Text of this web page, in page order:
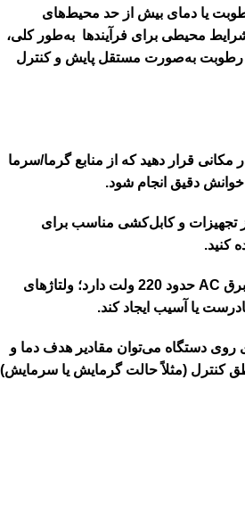
یا دمای بیش از حد محیط‌های
محیطی برای فرآیندها به‌طور کلی،
و رطوبت به‌صورت مستقل پایش و کنترل
قرار دهید که از منابع گرما/سرما
خوانش دقیق انجام شود.
تجهیزات و کابل‌کشی مناسب برای
منبع تغذیه: دستگاه نیاز به برق AC حدود 220 ولت دارد؛ ولتاژهای
یا آسیب ایجاد کند.
روی دستگاه می‌توان مقادیر هدف دما و
کنترل (مثلاً حالت گرمایش یا سرمایش)